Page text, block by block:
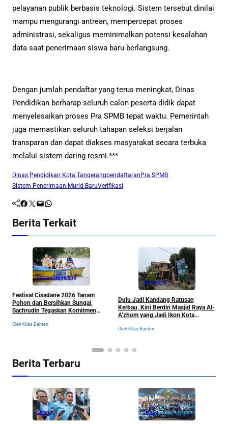
pelayanan publik berbasis teknologi. Sistem tersebut dinilai
mampu mengurangi antrean, mempercepat proses
administrasi, sekaligus meminimalkan potensi kesalahan
data saat penerimaan siswa baru berlangsung.
Dengan jumlah pendaftar yang terus meningkat, Dinas
Pendidikan berharap seluruh calon peserta didik dapat
menyelesaikan proses Pra SPMB tepat waktu. Pemerintah
juga memastikan seluruh tahapan seleksi berjalan
transparan dan dapat diakses masyarakat secara terbuka
melalui sistem daring resmi.***
Dinas Pendidikan Kota Tangerangpendaftaran Pra SPMB
Sistem Penerimaan Murid BaruVerifikasi
Facebook Twitter Mail WhatsApp
Berita Terkait
BantenTangerang
Festival Cisadane 2026 Tanam
Pohon dan Bersihkan Sungai,
Sachrudin Tegaskan Komitmen
Oleh Kilas Banten
Tangerang
Dulu Jadi Kandang Ratusan
Kerbau, Kini Berdiri Masjid Raya Al-
A’zhom yang Jadi Ikon Kota
Oleh Kilas Banten
Berita Terbaru
Serang Serang